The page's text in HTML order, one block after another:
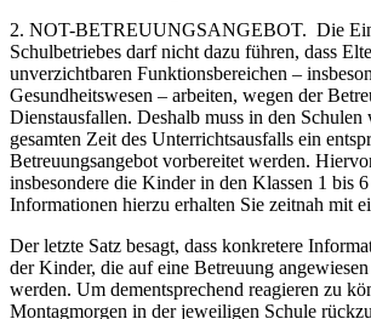
2. NOT-BETREUUNGSANGEBOT. Die
Schulbetriebes darf nicht dazu führen, dass
unverzichtbaren Funktionsbereichen –
Gesundheitswesen – arbeiten, wegen der
Dienstausfallen. Deshalb muss in den Schulen
gesamten Zeit des Unterrichtsausfalls ein
Betreuungsangebot vorbereitet werden.
insbesondere die Kinder in den Klassen 1 bis
Informationen hierzu erhalten Sie zeitnah mit
Der letzte Satz besagt, dass konkretere
der Kinder, die auf eine Betreuung
werden. Um dementsprechend reagieren zu
Montagmorgen in der jeweiligen Schule